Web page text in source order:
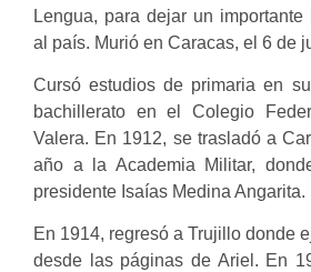
Lengua, para dejar un
al país. Murió en Caracas, el 6 de
Cursó estudios de primaria en
bachillerato en el Colegio
Valera. En 1912, se trasladó a
año a la Academia Militar,
presidente Isaías Medina Angarita.
En 1914, regresó a Trujillo donde
desde las páginas de Ariel. En